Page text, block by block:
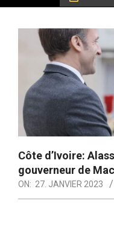
Côte d’Ivoire:
gouverneur de
ON: 27. JANVIER 2023